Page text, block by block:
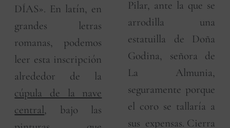
DÍAS». En latín, en
grandes letras
romanas, podemos
leer esta inscripción
alrededor de la
cúpula de la nave
central, bajo las
Pilar, ante la que se
arrodilla una
estatuilla de Doña
Godina, señora de
La Almunia,
seguramente porque
el coro se tallaría a
sus expensas. Cierra